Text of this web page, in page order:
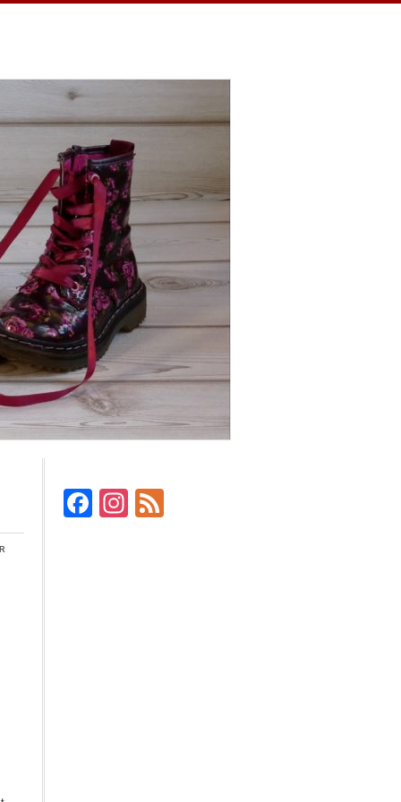
Jahr habe ich täglich eine Sache
verhalf mir zu einem dankbaren
Teil, ein kurzer Moment
Momente feiern…
Facebook
Instagram